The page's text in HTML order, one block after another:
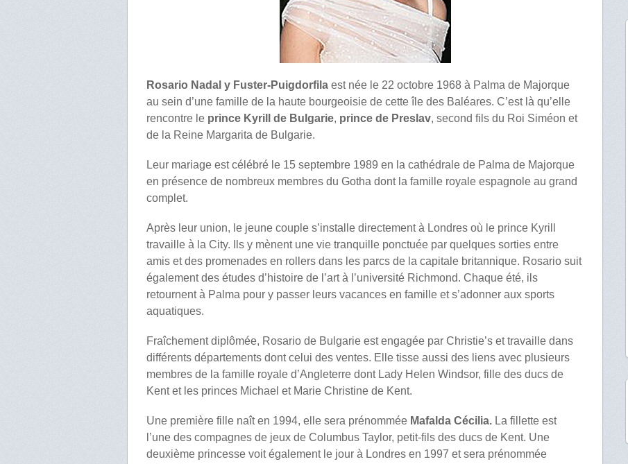
Rosario Nadal y Fuster-Puigdorfilaest née le 22 octobre 1968 à Palma de Majorque
au sein d’une famille de la haute bourgeoisie de cette île des Baléares. C’est là qu’elle
rencontre le prince Kyrill de Bulgarie, prince de Preslav, second fils du Roi Siméon et
de la Reine Margarita de Bulgarie.
Leur mariage est célébré le 15 septembre 1989 en la cathédrale de Palma de Majorque
en présence de nombreux membres du Gotha dont la famille royale espagnole au grand
complet.
Après leur union, le jeune couple s’installe directement à Londres où le prince Kyrill
travaille à la City. Ils y mènent une vie tranquille ponctuée par quelques sorties entre
amis et des promenades en rollers dans les parcs de la capitale britannique. Rosario suit
également des études d’histoire de l’art à l’université Richmond. Chaque été, ils
retournent à Palma pour y passer leurs vacances en famille et s’adonner aux sports
aquatiques.
Fraîchement diplômée, Rosario de Bulgarie est engagée par Christie’s et travaille dans
différents départements dont celui des ventes. Elle tisse aussi des liens avec plusieurs
membres de la famille royale d’Angleterre dont Lady Helen Windsor, fille des ducs de
Kent et les princes Michael et Marie Christine de Kent.
Une première fille naît en 1994, elle sera prénommée Mafalda Cécilia. La fillette est
l’une des compagnes de jeux de Columbus Taylor, petit-fils des ducs de Kent. Une
deuxième princesse voit également le jour à Londres en 1997 et sera prénommée